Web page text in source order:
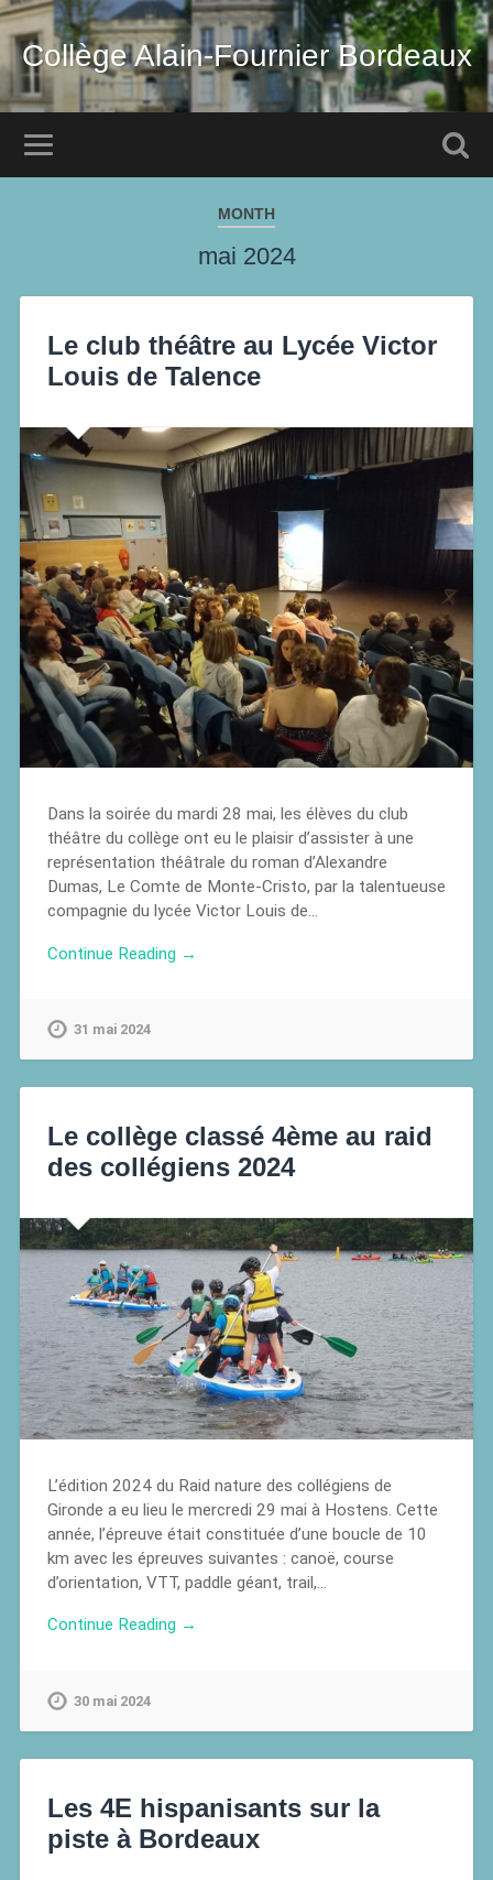
Collège Alain-Fournier Bordeaux
MONTH
mai 2024
Le club théâtre au Lycée Victor
Louis de Talence
Dans la soirée du mardi 28 mai, les élèves du club
théâtre du collège ont eu le plaisir d’assister à une
représentation théâtrale du roman d’Alexandre
Dumas, Le Comte de Monte-Cristo, par la talentueuse
compagnie du lycée Victor Louis de…
Continue Reading →
31 mai 2024
Le collège classé 4ème au raid
des collégiens 2024
L’édition 2024 du Raid nature des collégiens de
Gironde a eu lieu le mercredi 29 mai à Hostens. Cette
année, l’épreuve était constituée d’une boucle de 10
km avec les épreuves suivantes : canoë, course
d’orientation, VTT, paddle géant, trail,…
Continue Reading →
30 mai 2024
Les 4E hispanisants sur la
piste à Bordeaux